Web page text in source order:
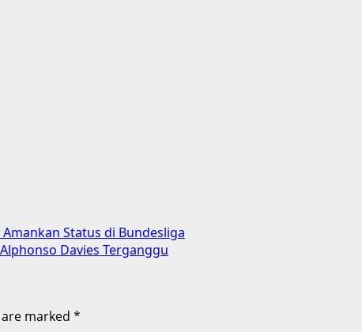
Status di Bundesliga
Davies Terganggu
marked *